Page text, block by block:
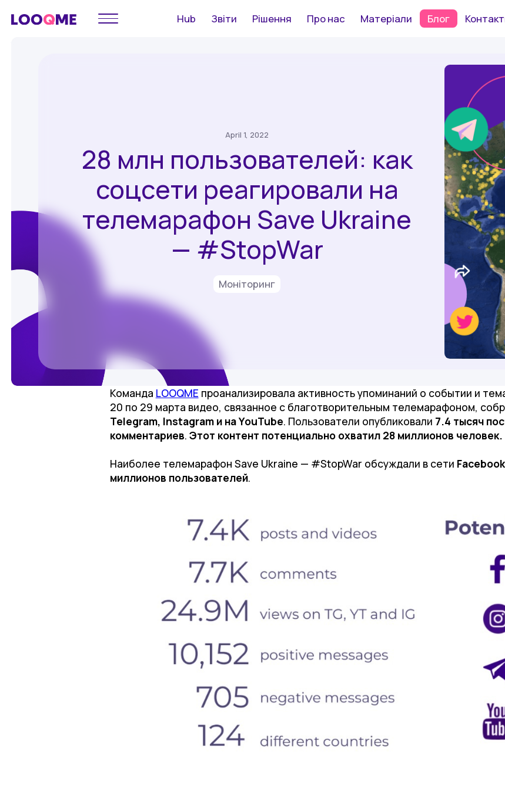
Hub Звіти Рішення Про нас Матеріали Блог
April 1, 2022
28 млн пользователей: как
соцсети реагировали на
телемарафон Save Ukraine
— #StopWar
Моніторинг
Команда LOOQME проанализировала активность упоминаний о событии и
20 по 29 марта видео, связанное с благотворительным телемарафоном,
Telegram, Instagram и на YouTube. Пользователи опубликовали 7.4 тысяч
комментариев. Этот контент потенциально охватил 28 миллионов человек.
Наиболее телемарафон Save Ukraine — #StopWar обсуждали в сети Facebook
миллионов пользователей.